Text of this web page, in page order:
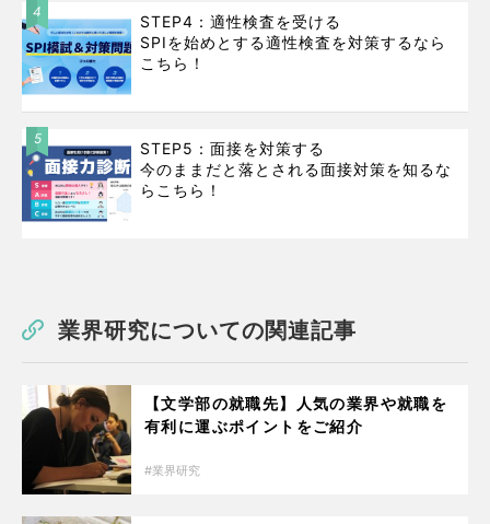
4
STEP4：適性検査を受ける
SPIを始めとする適性検査を対策するなら
こちら！
5
STEP5：面接を対策する
今のままだと落とされる面接対策を知るな
らこちら！
業界研究についての関連記事
【文学部の就職先】人気の業界や就職を
有利に運ぶポイントをご紹介
業界研究